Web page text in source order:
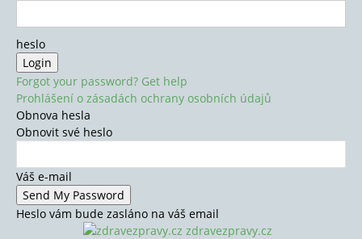
heslo
Forgot your password? Get help
Prohlášení o zásadách ochrany osobních údajů
Obnova hesla
Obnovit své heslo
Váš e-mail
Heslo vám bude zasláno na váš email
zdravezpravy.cz